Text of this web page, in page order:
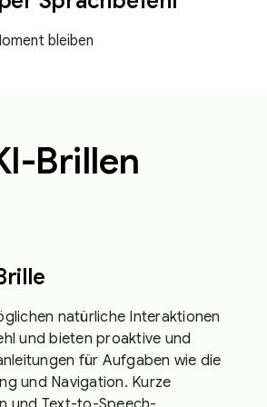
bleiben
Brillen
natürliche Interaktionen
und bieten proaktive und
für Aufgaben wie die
und Navigation. Kurze